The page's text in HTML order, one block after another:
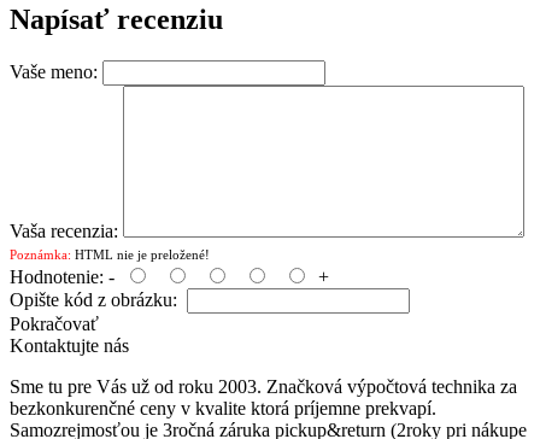
Napísať recenziu
Vaše meno:
Vaša recenzia:
Poznámka: HTML nie je preložené!
Hodnotenie: -
+
Opište kód z obrázku:
Pokračovať
Kontaktujte nás
Sme tu pre Vás už od roku 2003. Značková výpočtová technika za
bezkonkurenčné ceny v kvalite ktorá príjemne prekvapí.
Samozrejmosťou je 3ročná záruka pickup&return (2roky pri nákupe